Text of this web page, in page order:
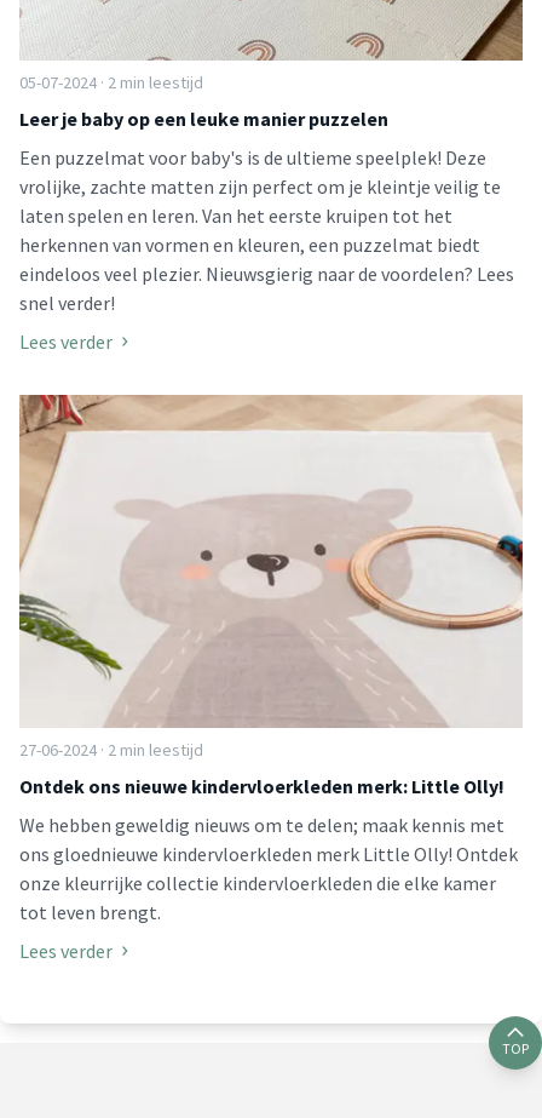
05-07-2024 · 2 min leestijd
Leer je baby op een leuke manier puzzelen
Een puzzelmat voor baby's is de ultieme speelplek! Deze
vrolijke, zachte matten zijn perfect om je kleintje veilig te
laten spelen en leren. Van het eerste kruipen tot het
herkennen van vormen en kleuren, een puzzelmat biedt
eindeloos veel plezier. Nieuwsgierig naar de voordelen? Lees
snel verder!
Lees verder
27-06-2024 · 2 min leestijd
Ontdek ons nieuwe kindervloerkleden merk: Little Olly!
We hebben geweldig nieuws om te delen; maak kennis met
ons gloednieuwe kindervloerkleden merk Little Olly! Ontdek
onze kleurrijke collectie kindervloerkleden die elke kamer
tot leven brengt.
Lees verder
TOP